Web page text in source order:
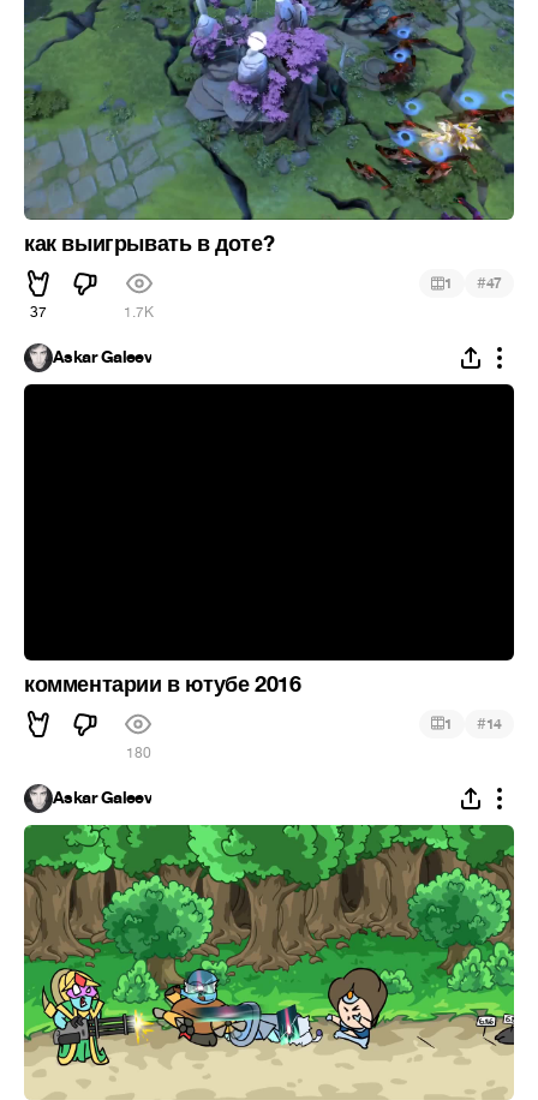
как выигрывать в доте?
37 1.7K
1 #47
Askar Galeev
комментарии в ютубе 2016
180
1 #14
Askar Galeev